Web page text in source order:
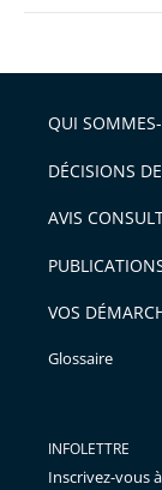
QUI
DÉCISIONS
AVIS
VOS
Glossaire
INFOLETTRE
Inscrivez-vous